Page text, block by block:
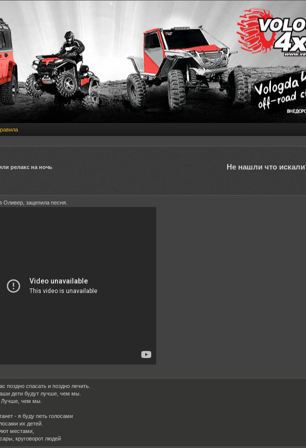
релакс на ночь Не нашли что
Оливер, зацепила песня.
поздно спасать и поздно лечить.
дети будут лучше, чем мы.
чем мы.
- я буду петь голосами
их детей.
местами,
круговорот людей